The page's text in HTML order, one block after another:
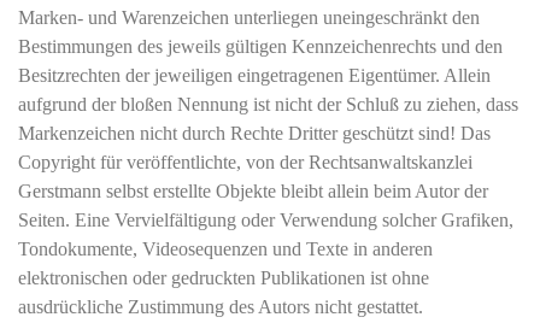
Marken- und Warenzeichen unterliegen uneingeschränkt den
Bestimmungen des jeweils gültigen Kennzeichenrechts und den
Besitzrechten der jeweiligen eingetragenen Eigentümer. Allein
aufgrund der bloßen Nennung ist nicht der Schluß zu ziehen, dass
Markenzeichen nicht durch Rechte Dritter geschützt sind! Das
Copyright für veröffentlichte, von der Rechtsanwaltskanzlei
Gerstmann selbst erstellte Objekte bleibt allein beim Autor der
Seiten. Eine Vervielfältigung oder Verwendung solcher Grafiken,
Tondokumente, Videosequenzen und Texte in anderen
elektronischen oder gedruckten Publikationen ist ohne
ausdrückliche Zustimmung des Autors nicht gestattet.